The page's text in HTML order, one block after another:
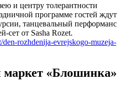
и центру толерантности
программе гостей ждут
танцевальный перформанс
сет от Sasha Rozet.
rozhdenija-evrejskogo-muzeja-
«Блошинка»